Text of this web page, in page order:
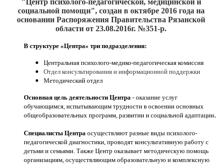
социальной помощи", создан в октябре 2016года на
основании Распоряжения Правительства Рязанской
области от 23.08.2016г. №351-р.
В структуре «Центра» три подразделения:
Центральная психолого-медико-педагогическая комиссия
Отдел консультирования и информационной поддержки
Методический отдел
Основная цель деятельности Центра - оказание услуг
обучающимся, испытывающим трудности в освоении основных
общеобразовательных программ, развитии и социальной адаптации.
Специалисты Центра осуществляют разные виды психолого-
педагогической диагностики, проводят консультативную работу с
детьми и семьями. Также Центр оказывает методическую помощь
организациям, осуществляющим образовательную и комплексную